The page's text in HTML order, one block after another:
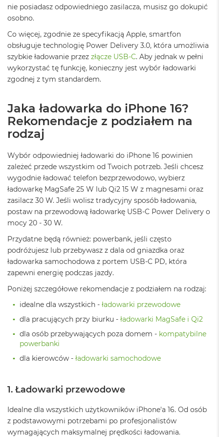
u
g
o
j
e
n
o
i
y
s
M
a
c
B
o
o
k
e
o
5
6
B
a
c
B
o
o
o
1
G
B
nie posiadasz odpowiedniego zasilacza, musisz go dokupić
osobno.
Co więcej, zgodnie ze specyfikacją Apple, smartfon
obsługuje technologię Power Delivery 3.0, która umożliwia
szybkie ładowanie przez złącze USB-C. Aby jednak w pełni
wykorzystać tę funkcję, konieczny jest wybór ładowarki
zgodnej z tym standardem.
Jaka ładowarka do iPhone 16?
Rekomendacje z podziałem na
rodzaj
Wybór odpowiedniej ładowarki do iPhone 16 powinien
zależeć przede wszystkim od Twoich potrzeb. Jeśli chcesz
wygodnie ładować telefon bezprzewodowo, wybierz
ładowarkę MagSafe 25 W lub Qi2 15 W z magnesami oraz
zasilacz 30 W. Jeśli wolisz tradycyjny sposób ładowania,
postaw na przewodową ładowarkę USB-C Power Delivery o
mocy 20 - 30 W.
Przydatne będą również: powerbank, jeśli często
podróżujesz lub przebywasz z dala od gniazdka oraz
ładowarka samochodowa z portem USB-C PD, która
zapewni energię podczas jazdy.
Poniżej szczegółowe rekomendacje z podziałem na rodzaj:
idealne dla wszystkich - ładowarki przewodowe
dla pracujących przy biurku - ładowarki MagSafe i Qi2
dla osób przebywających poza domem - kompatybilne
powerbanki
dla kierowców - ładowarki samochodowe
1. Ładowarki przewodowe
Idealne dla wszystkich użytkowników iPhone'a 16. Od osób
z podstawowymi potrzebami po profesjonalistów
wymagających maksymalnej prędkości ładowania.